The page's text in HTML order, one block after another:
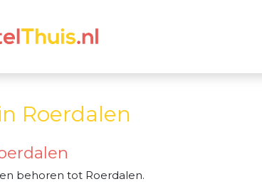
Roerdalen
behoren tot Roerdalen.